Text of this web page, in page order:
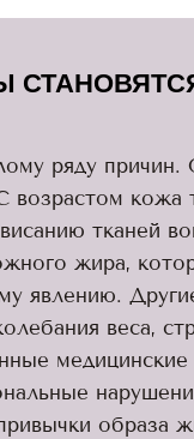
ряду
возрастом кожа
тканей
жира,
явлению.
веса,
медицинские
образа